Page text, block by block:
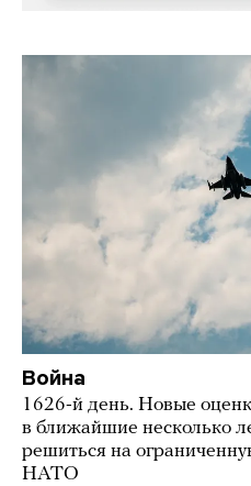
Война
1626-й день. Новые
в ближайшие несколько
решиться на
НАТО